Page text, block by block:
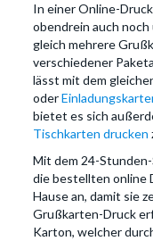
In einer Online-
obendrein auch
gleich mehrere
verschiedener
lässt mit dem
oder
bietet es sich
Tischkarten drucken
Mit dem 24-
die bestellten online
Hause an, damit sie
Grußkarten-Druck
Karton, welcher